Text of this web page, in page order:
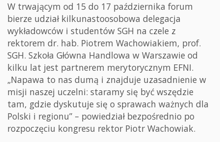
W trwającym od 15 do 17 października forum
bierze udział kilkunastoosobowa delegacja
wykładowców i studentów SGH na czele z
rektorem dr. hab. Piotrem Wachowiakiem, prof.
SGH. Szkoła Główna Handlowa w Warszawie od
kilku lat jest partnerem merytorycznym EFNI.
„Napawa to nas dumą i znajduje uzasadnienie w
misji naszej uczelni: staramy się być wszędzie
tam, gdzie dyskutuje się o sprawach ważnych dla
Polski i regionu” – powiedział bezpośrednio po
rozpoczęciu kongresu rektor Piotr Wachowiak.